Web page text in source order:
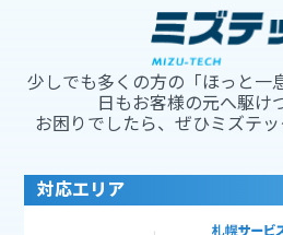
少しでも多くの方の「ほっと一
日もお客様の元へ駆け
お困りでしたら、ぜひミズテッ
対応エリア